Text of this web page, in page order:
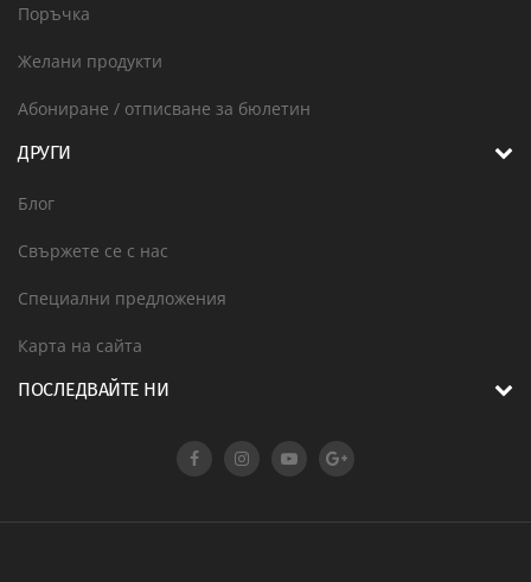
Поръчка
Желани продукти
Абониране / отписване за бюлетин
ДРУГИ
Блог
Свържете се с нас
Специални предложения
Карта на сайта
ПОСЛЕДВАЙТЕ НИ